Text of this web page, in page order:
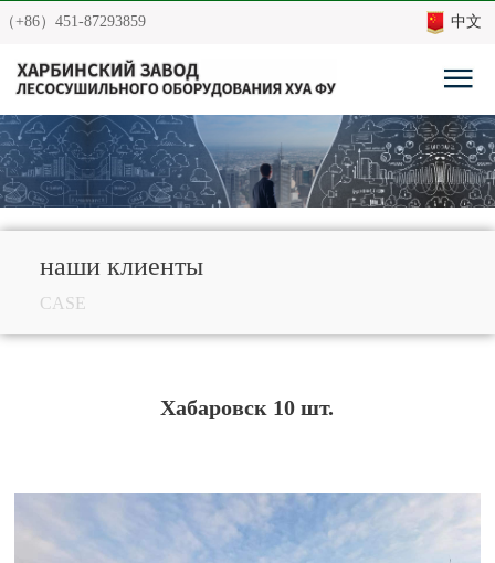
（+86）451-87293859 中文
наши клиенты
CASE
Хабаровск 10 шт.